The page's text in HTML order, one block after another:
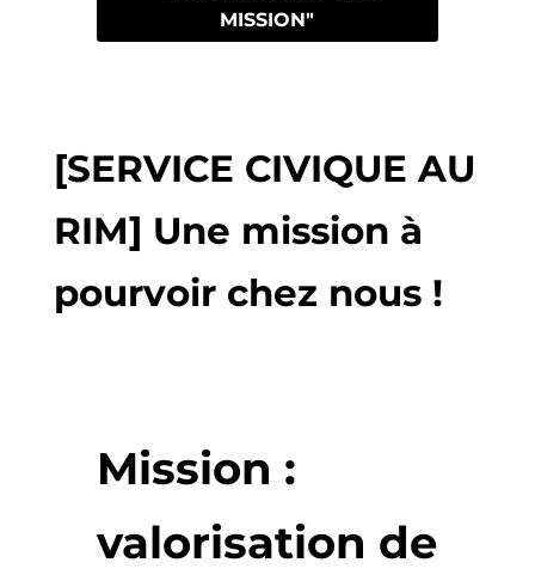
MISSION"
[SERVICE CIVIQUE AU
RIM] Une mission à
pourvoir chez nous !
Mission :
valorisation de